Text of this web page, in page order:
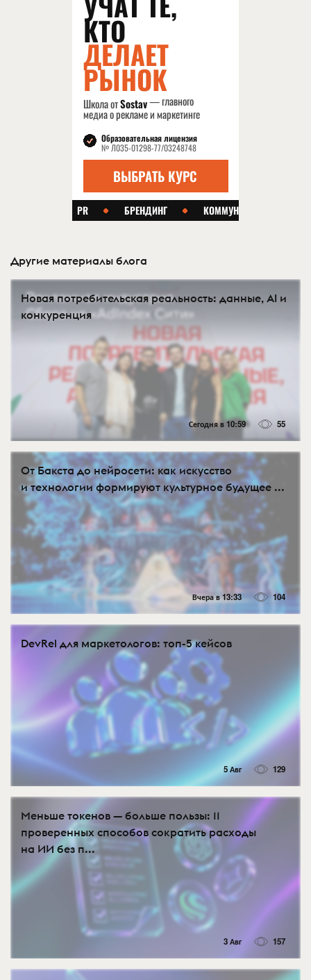
Другие материалы блога
Новая потребительская реальность: данные, AI и
конкуренция
Сегодня в 10:59 55
От Бакста до нейросети: как искусство
и технологии формируют культурное будущее ...
Вчера в 13:33 104
DevRel для маркетологов: топ-5 кейсов
5 Авг 129
Меньше токенов — больше пользы: 11
проверенных способов сократить расходы
на ИИ без п...
3 Авг 157